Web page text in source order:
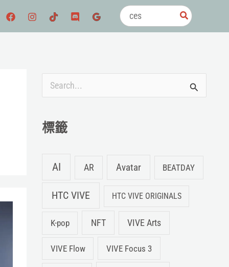
搜
尋：
搜
關
標籤
AI AR Avatar BEATDAY
HTC VIVE HTC VIVE ORIGINALS
K-pop NFT VIVE Arts
VIVE Flow VIVE Focus 3